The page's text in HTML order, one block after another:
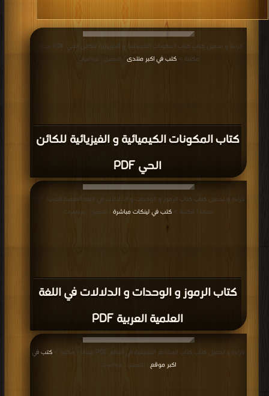
كتاب المكونات الكيميائية و الفيزيائية للكائن
الحي PDF
قراءة و تحميل كتاب كتاب المكونات الكيميائية و الفيزيائية للكائن الحي PDF مجانا |
مكتبة >كتب في اكبر منتدى | التحميل : مرة/مرات
كتاب الرموز و الوحدات و الدلالات في اللغة
العلمية العربية PDF
مجانا | مكتبة >كتب في لينكات مباشرة | التحميل : مرة/مرات
قراءة و تحميل كتاب كتاب المخاطر الطبيعية في العالم PDF مجانا | مكتبة >
كتب في
اكبر موقع
| التحميل : مرة/مرات